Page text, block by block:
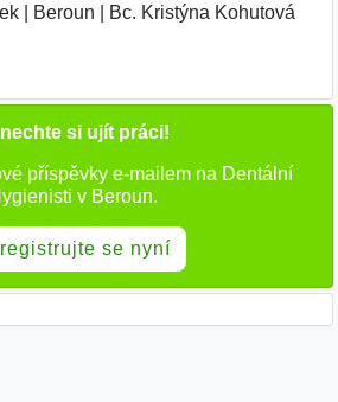
| Beroun
Bc. Kristýna Kohutová
si ujít práci!
příspěvky e-mailem na Dentální
v Beroun.
se nyní